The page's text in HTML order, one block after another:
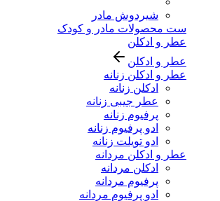
شیردوش مادر
ست محصولات مادر و کودک
عطر و ادکلن
عطر و ادکلن
عطر و ادکلن زنانه
ادکلن زنانه
عطر جیبی زنانه
پرفیوم زنانه
ادو پرفیوم زنانه
ادو تویلت زنانه
عطر و ادکلن مردانه
ادکلن مردانه
پرفیوم مردانه
ادو پرفیوم مردانه